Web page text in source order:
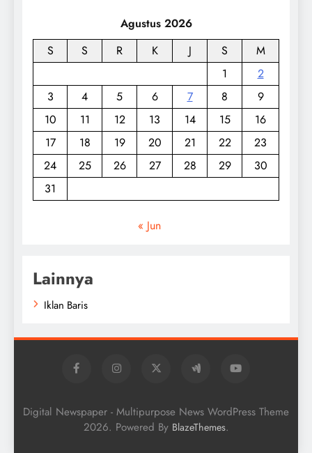
Agustus 2026
S
S R K J S
M
1
2
3
4 5 6 7 8
9
10
11 12 13 14 15
16
17
18 19 20 21 22
23
24
25 26 27 28 29
30
31
« Jun
Lainnya
Iklan Baris
Digital Newspaper - Multipurpose News WordPress Theme
2026. Powered By BlazeThemes.